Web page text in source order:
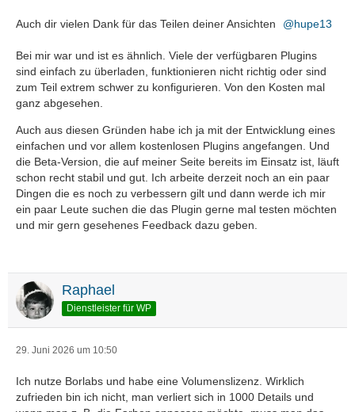
Auch dir vielen Dank für das Teilen deiner Ansichten hupe13
Bei mir war und ist es ähnlich. Viele der verfügbaren Plugins
sind einfach zu überladen, funktionieren nicht richtig oder sind
zum Teil extrem schwer zu konfigurieren. Von den Kosten mal
ganz abgesehen.
Auch aus diesen Gründen habe ich ja mit der Entwicklung eines
einfachen und vor allem kostenlosen Plugins angefangen. Und
die Beta-Version, die auf meiner Seite bereits im Einsatz ist, läuft
schon recht stabil und gut. Ich arbeite derzeit noch an ein paar
Dingen die es noch zu verbessern gilt und dann werde ich mir
ein paar Leute suchen die das Plugin gerne mal testen möchten
und mir gern gesehenes Feedback dazu geben.
Raphael
Dienstleister für WP
29. Juni 2026 um 10:50
Ich nutze Borlabs und habe eine Volumenslizenz. Wirklich
zufrieden bin ich nicht, man verliert sich in 1000 Details und